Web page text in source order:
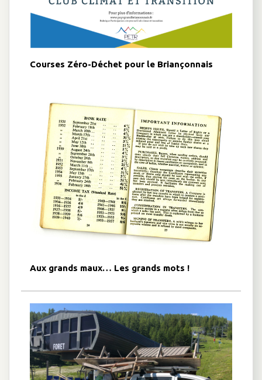
Courses Zéro-Déchet pour le Briançonnais
Aux grands maux… Les grands mots !